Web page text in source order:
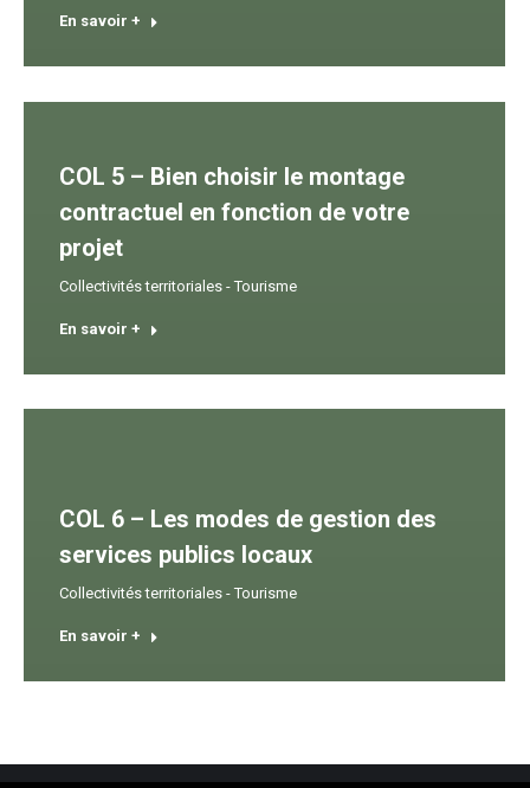
En savoir +
COL 5 – Bien choisir le montage
contractuel en fonction de votre
projet
Collectivités territoriales - Tourisme
En savoir +
COL 6 – Les modes de gestion des
services publics locaux
Collectivités territoriales - Tourisme
En savoir +